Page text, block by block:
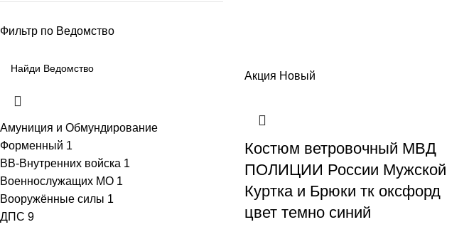
Фильтр по Ведомство
Амуниция и Обмундирование
Форменный 1
ВВ-Внутренних войска 1
Военнослужащих МО 1
Вооружённые силы 1
ДПС 9
Акция Новый
Костюм ветровочный МВД
ПОЛИЦИИ России Мужской
Куртка и Брюки тк оксфорд
цвет темно синий